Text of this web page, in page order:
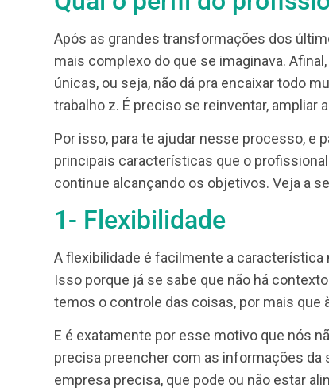
pessoas em moldes pouco
Qual o perfil do
Após as grandes transformações dos
mais complexo do que se imaginava.
únicas, ou seja, não dá pra encaixar
trabalho z. É preciso se reinventar,
principais características que o
continue alcançando os objetivos.
1- Flexibilidade
A flexibilidade é facilmente a